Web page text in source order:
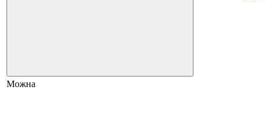
Можна